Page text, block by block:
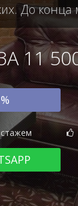
До конца
11